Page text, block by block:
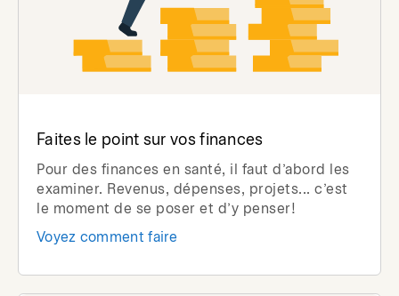
Faites le point sur vos finances
Pour des finances en santé, il faut d’abord les
examiner. Revenus, dépenses, projets... c’est
le moment de se poser et d’y penser!
Voyez comment faire